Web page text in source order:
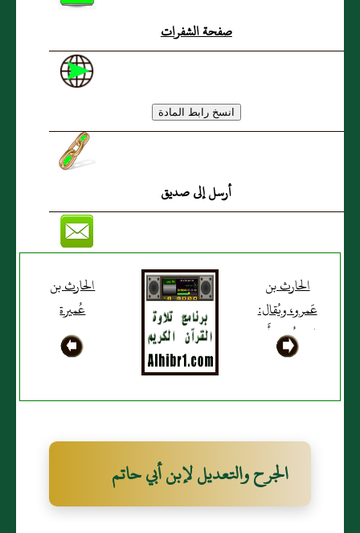
صفحة الشفرات
أرسل إلى صديق
الحارث بن
عَمرو، ويُقال:
ابن عُمير، أَبو
وهب
الحارث بن
عُميرة
الجرح والتعديل لإبن أبي حاتم